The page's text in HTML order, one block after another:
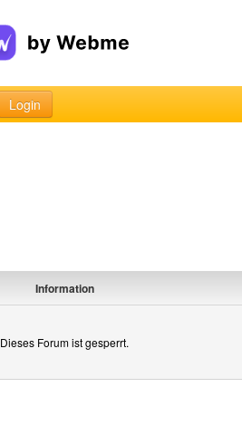
Login
Information
Dieses Forum ist gesperrt.